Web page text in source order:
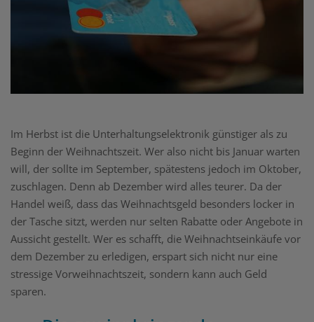
Im Herbst ist die Unterhaltungselektronik günstiger als zu
Beginn der Weihnachtszeit. Wer also nicht bis Januar warten
will, der sollte im September, spätestens jedoch im Oktober,
zuschlagen. Denn ab Dezember wird alles teurer. Da der
Handel weiß, dass das Weihnachtsgeld besonders locker in
der Tasche sitzt, werden nur selten Rabatte oder Angebote in
Aussicht gestellt. Wer es schafft, die Weihnachtseinkäufe vor
dem Dezember zu erledigen, erspart sich nicht nur eine
stressige Vorweihnachtszeit, sondern kann auch Geld
sparen.